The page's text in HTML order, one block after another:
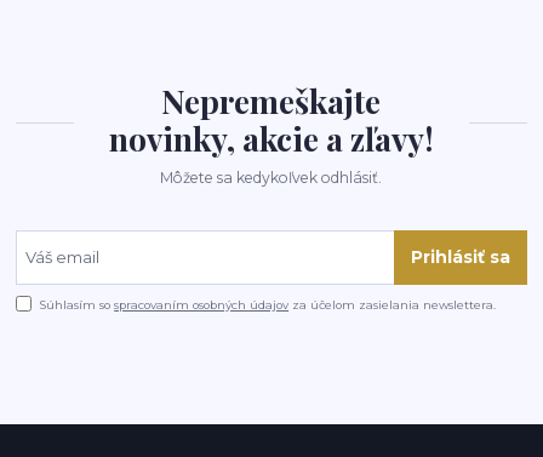
Nepremeškajte
novinky, akcie a zľavy!
Môžete sa kedykoľvek odhlásiť.
Prihlásiť sa
Súhlasím sospracovaním osobných údajov za účelom zasielania newslettera.